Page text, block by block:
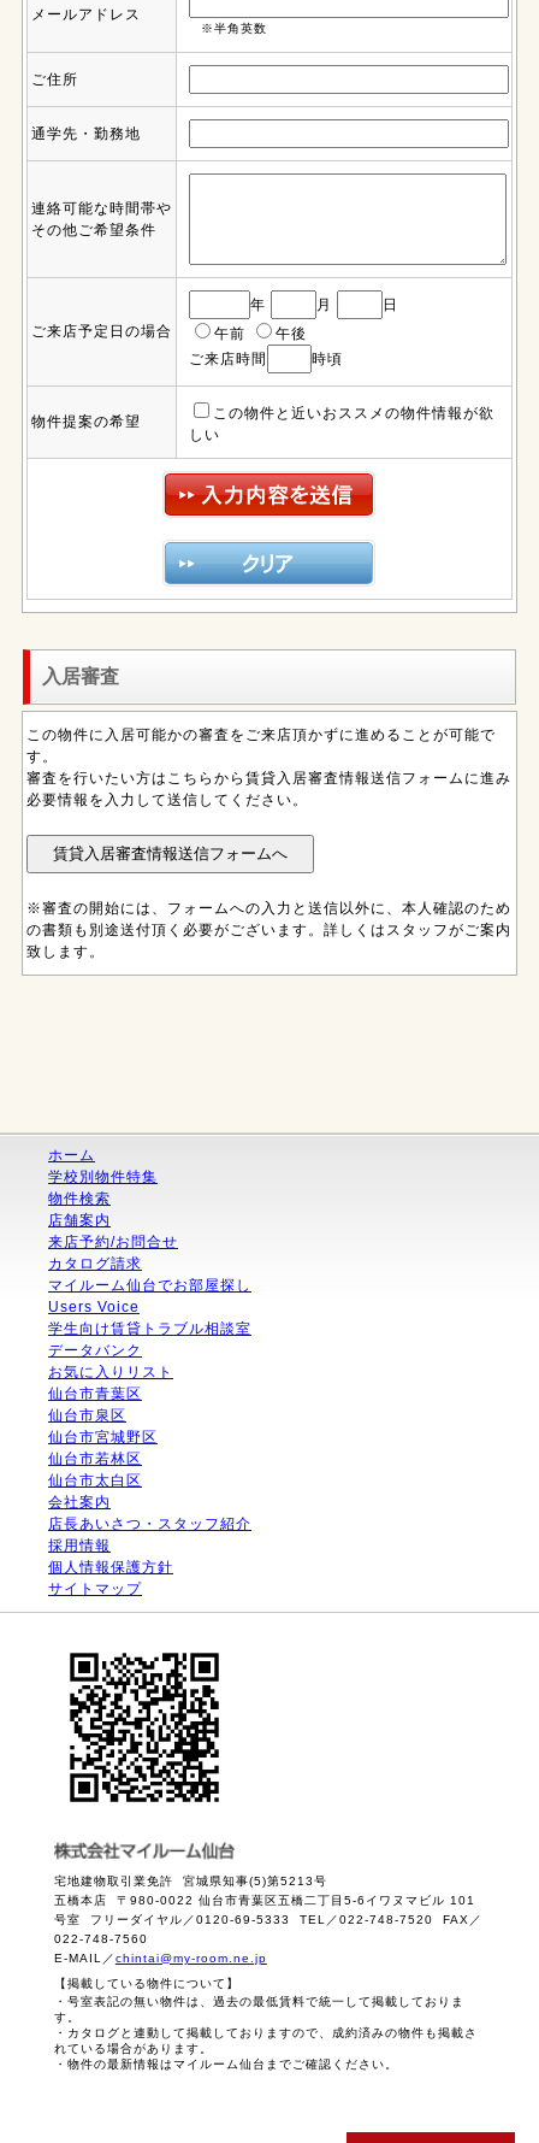
メールアドレス
※半角英数
ご住所
通学先・勤務地
連絡可能な時間帯や
その他ご希望条件
ご来店予定日の場合
年 月
日
午前
午後
ご来店時間
時頃
物件提案の希望
この物件と近いおススメの物件情報が欲
しい
入居審査
この物件に入居可能かの審査をご来店頂かずに進めることが可能で
す。
審査を行いたい方はこちらから賃貸入居審査情報送信フォームに進み
必要情報を入力して送信してください。
※審査の開始には、フォームへの入力と送信以外に、本人確認のため
の書類も別途送付頂く必要がございます。詳しくはスタッフがご案内
致します。
ホーム
学校別物件特集
物件検索
店舗案内
来店予約/お問合せ
カタログ請求
マイルーム仙台でお部屋探し
Users Voice
学生向け賃貸トラブル相談室
データバンク
お気に入りリスト
仙台市青葉区
仙台市泉区
仙台市宮城野区
仙台市若林区
仙台市太白区
会社案内
店長あいさつ・スタッフ紹介
採用情報
個人情報保護方針
サイトマップ
宅地建物取引業免許 宮城県知事(5)第5213号
五橋本店 〒980-0022 仙台市青葉区五橋二丁目5-6イワヌマビル 101
号室 フリーダイヤル／0120-69-5333 TEL／022-748-7520 FAX／
022-748-7560
E-MAIL／chintai@my-room.ne.jp
【掲載している物件について】
・号室表記の無い物件は、過去の最低賃料で統一して掲載しておりま
す。
・カタログと連動して掲載しておりますので、成約済みの物件も掲載さ
れている場合があります。
・物件の最新情報はマイルーム仙台までご確認ください。